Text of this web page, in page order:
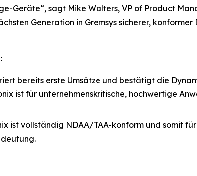
Geräte“, sagt Mike Walters, VP of Product
Generation in Gremsys sicherer,
bereits erste Umsätze und bestätigt die
ist für unternehmenskritische, hochwertige
ist vollständig NDAA/TAA-konform und somit